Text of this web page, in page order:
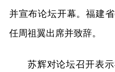
并宣布论坛开幕。福建
任周祖翼出席并致辞。
苏辉对论坛召开表